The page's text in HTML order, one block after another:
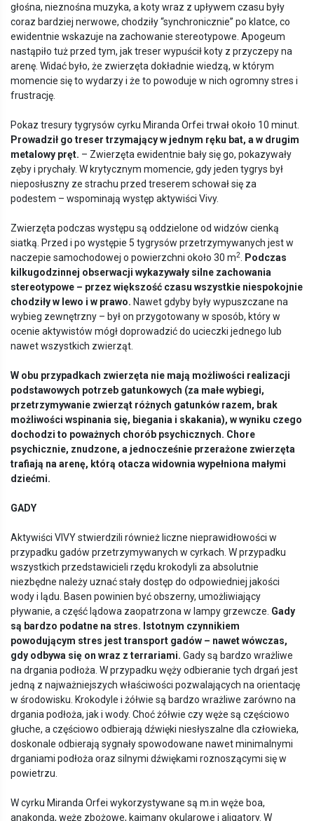
głośna, nieznośna muzyka, a koty wraz z upływem czasu były
coraz bardziej nerwowe, chodziły “synchronicznie” po klatce, co
ewidentnie wskazuje na zachowanie stereotypowe. Apogeum
nastąpiło tuż przed tym, jak treser wypuścił koty z przyczepy na
arenę. Widać było, że zwierzęta dokładnie wiedzą, w którym
momencie się to wydarzy i że to powoduje w nich ogromny stres i
frustrację.
Pokaz tresury tygrysów cyrku Miranda Orfei trwał około 10 minut.
Prowadził go treser trzymający w jednym ręku bat, a w drugim
metalowy pręt. – Zwierzęta ewidentnie bały się go, pokazywały
zęby i prychały. W krytycznym momencie, gdy jeden tygrys był
nieposłuszny ze strachu przed treserem schował się za
podestem – wspominają występ aktywiści Vivy.
Zwierzęta podczas występu są oddzielone od widzów cienką
siatką. Przed i po występie 5 tygrysów przetrzymywanych jest w
naczepie samochodowej o powierzchni około 30 m2
Podczas
kilkugodzinnej obserwacji wykazywały silne zachowania
stereotypowe – przez większość czasu wszystkie niespokojnie
chodziły w lewo i w prawo. Nawet gdyby były wypuszczane na
wybieg zewnętrzny – był on przygotowany w sposób, który w
ocenie aktywistów mógł doprowadzić do ucieczki jednego lub
nawet wszystkich zwierząt.
W obu przypadkach zwierzęta nie mają możliwości realizacji
podstawowych potrzeb gatunkowych (za małe wybiegi,
przetrzymywanie zwierząt różnych gatunków razem, brak
możliwości wspinania się, biegania i skakania), w wyniku czego
dochodzi to poważnych choró b psychicznych. Chore
psychicznie, znudzone, a jednocześnie przerażone zwierzęta
trafiają na arenę, którą otacza widownia wypełniona małymi
dziećmi.
GADY
Aktywiści VIVY stwierdzili również liczne nieprawidłowości w
przypadku gadów przetrzymywanych w cyrkach. W przypadku
wszystkich przedstawicieli rzędu krokodyli za absolutnie
niezbędne należy uznać stały dostęp do odpowiedniej jakości
wody i lądu. Basen powinien być obszerny, umożliwiający
pływanie, a część lądowa zaopatrzona w lampy grzewcze. Gady
są bardzo podatne na stres. Istotnym czynnikiem
powodującym stres jest transport gad ów – nawet wówczas,
gdy odbywa się on wraz z terrariami. Gady są bardzo wrażliwe
na drgania podłoża. W przypadku węży odbieranie tych drgań jest
jedną z najważniejszych właściwości pozwalających na orientację
w środowisku. Krokodyle i żółwie są bardzo wrażliwe zarówno na
drgania podłoża, jak i wody. Choć żółwie czy węże są częściowo
głuche, a częściowo odbierają dźwięki niesłyszalne dla człowieka,
doskonale odbierają sygnały spowodowane nawet minimalnymi
drganiami podłoża oraz silnymi dźwiękami roznoszącymi się w
powietrzu.
W cyrku Miranda Orfei wykorzystywane są m.in węże boa,
anakonda, węże zbożowe, kajmany okularowe i aligatory. W